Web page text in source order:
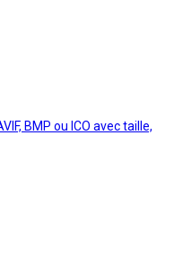
BMP ou ICO avec taille,